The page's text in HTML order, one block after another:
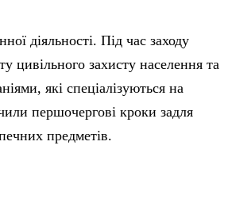
діяльності. Під час заходу
цивільного захисту населення та
які спеціалізуються на
першочергові кроки задля
предметів.